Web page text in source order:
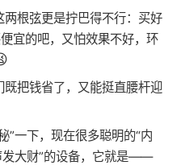
根弦更是拧巴得不行：买好
宜的吧，又怕效果不好，环
把钱省了，又能挺直腰杆迎
”一下，现在很多聪明的“内
发大财”的设备，它就是——